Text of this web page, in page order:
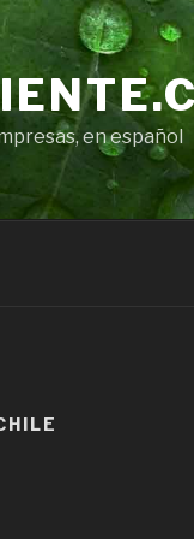
en español